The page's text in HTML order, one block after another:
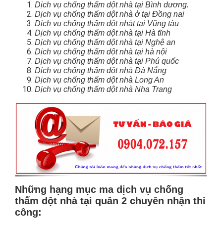
Dịch vụ chống thấm dột nhà tại Bình dương.
Dịch vụ chống thấm dột nhà ở tại Đồng nai
Dịch vụ chống thấm dột nhàt tại Vũng tàu
Dịch vụ chống thấm dột nhà tại Hà tĩnh
Dịch vụ chống thấm dột nhà tại Nghệ an
Dịch vụ chống thấm dột nhà tại hà nội
Dịch vụ chống thấm dột nhà tại Phú quốc
Dịch vụ chống thấm dột nhà Đà Nắng
Dịch vụ chống thấm dột nhà Long An
Dịch vụ chống thấm dột nhà Nha Trang
Những hạng mục ma dịch vụ chống
thấm dột nhà tại quân 2 chuyên nhận thi
công: